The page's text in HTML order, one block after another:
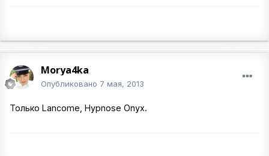
Morya4ka
Опубликовано 7 мая, 2013
Только Lancome, Hypnose Onyx.